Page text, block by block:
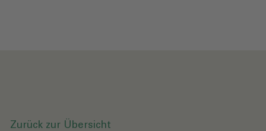
Zurück zur Übersicht